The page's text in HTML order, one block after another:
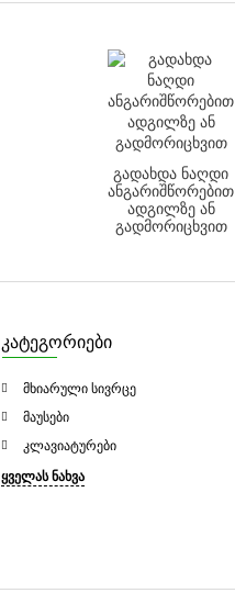
გადახდა ნაღდი
ანგარიშწორებით
ადგილზე ან
გადმორიცხვით
კატეგორიები
მხიარული სივრცე
მაუსები
კლავიატურები
ყველას ნახვა